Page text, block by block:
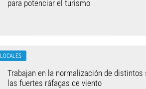
para potenciar el turismo
LOCALES
Trabajan en la normalización de
las fuertes ráfagas de viento